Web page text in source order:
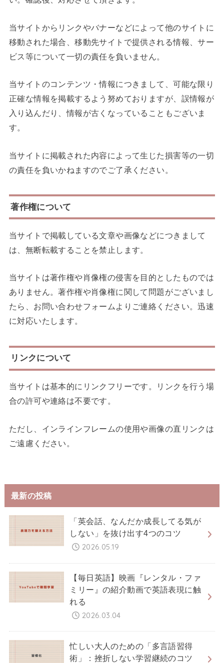
当サイトからリンクやバナーなどによって他のサイトに
移動された場合、移動先サイトで提供される情報、サー
ビス等について一切の責任を負いません。
当サイトのコンテンツ・情報につきまして、可能な限り
正確な情報を掲載するよう努めておりますが、誤情報が
入り込んだり、情報が古くなっていることもございま
す。
当サイトに掲載された内容によって生じた損害等の一切
の責任を負いかねますのでご了承ください。
著作権について
当サイトで掲載している文章や画像などにつきまして
は、無断転載することを禁止します。
当サイトは著作権や肖像権の侵害を目的としたものでは
ありません。著作権や肖像権に関して問題がございまし
たら、お問い合わせフォームよりご連絡ください。迅速
に対応いたします。
リンクについて
当サイトは基本的にリンクフリーです。リンクを行う場
合の許可や連絡は不要です。
ただし、インラインフレームの使用や画像の直リンクは
ご遠慮ください。
最新の投稿
「英会話、なんだか成長してる気が
しない」を抜け出す4つのコツ
2026.05.19
【毎日英語】映画『レンタル・ファ
ミリー』の紹介動画で英語表現に触
れる
2026.03.04
忙しい大人のための「多言語習得
術」：挫折しない学習継続のコツ